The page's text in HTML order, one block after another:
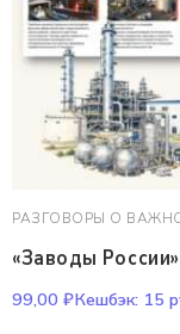
РАЗГОВОРЫ О
«Заводы
99,00 ₽Кешбэк: 15